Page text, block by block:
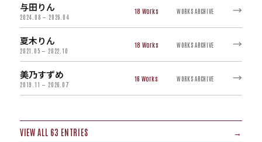
与田りん
2024.08 — 2026.04
18 WORKS ARCHIVE →
夏木りん
2021.05 — 2022.10
18 WORKS ARCHIVE →
美乃すずめ
2019.11 — 2026.07
16 WORKS ARCHIVE →
VIEW ALL 63 ENTRIES →